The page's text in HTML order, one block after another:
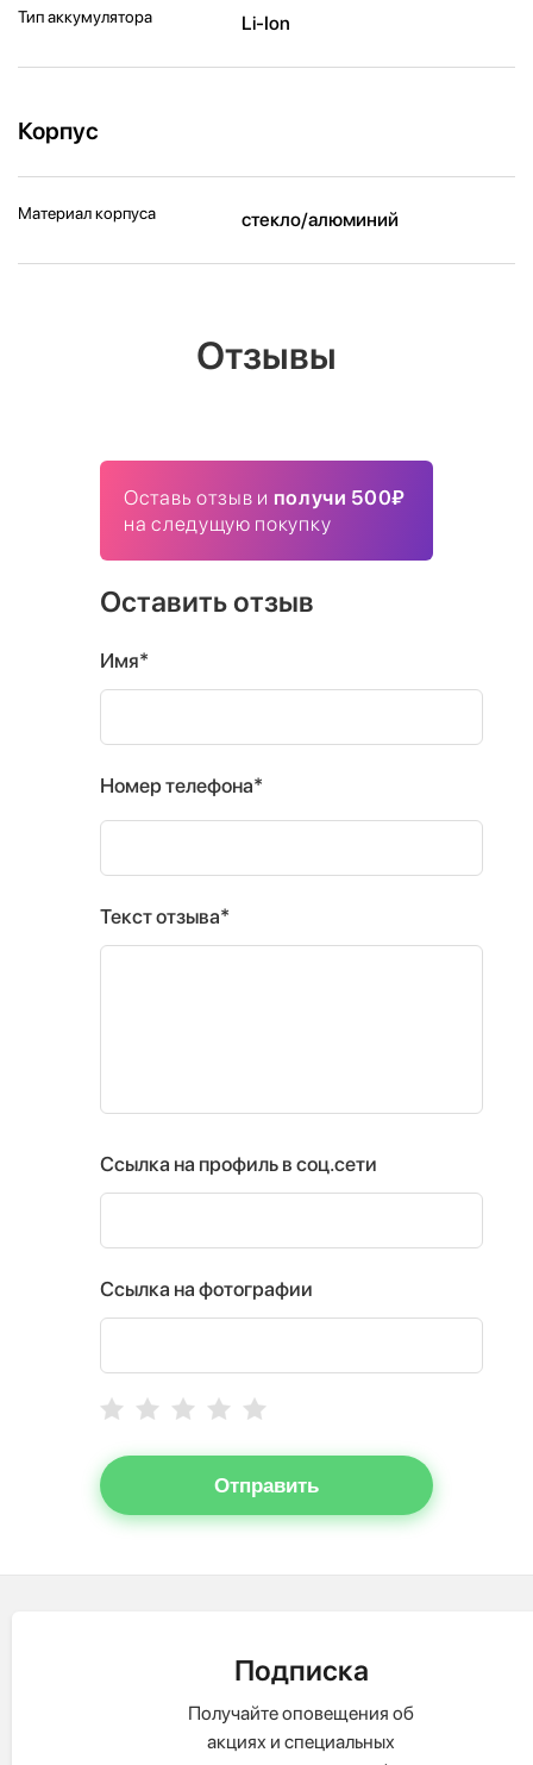
Тип аккумулятора Li-Ion
Корпус
Материал корпуса стекло/алюминий
Отзывы
Оставь отзыв и получи 500₽
на следущую покупку
Оставить отзыв
Имя*
Номер телефона*
Текст отзыва*
Ссылка на профиль в соц.сети
Ссылка на фотографии
Отправить
Подписка
Получайте оповещения об
акциях и специальных